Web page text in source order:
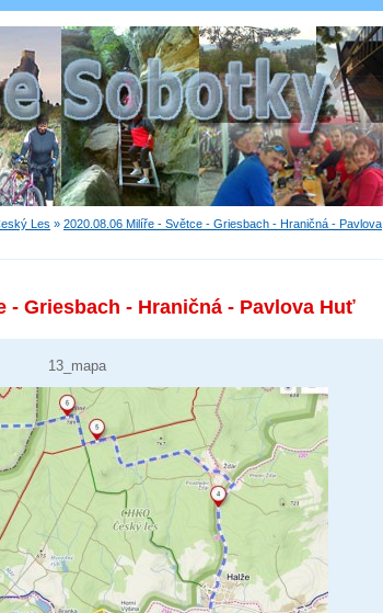
Les » 2020.08.06 Milíře - Světce - Griesbach - Hraničná - Pavlova
- Griesbach - Hraničná - Pavlova Huť
13_mapa